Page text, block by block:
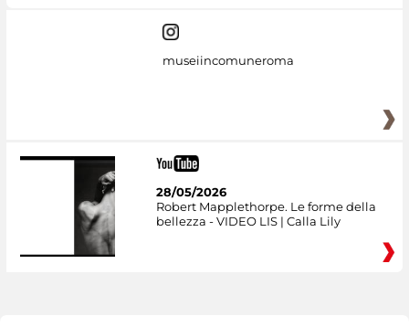
museiincomuneroma
28/05/2026
Robert Mapplethorpe. Le forme della
bellezza - VIDEO LIS | Calla Lily